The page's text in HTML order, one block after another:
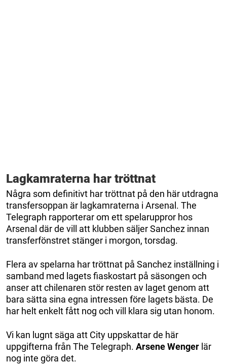
Lagkamraterna har tröttnat
Några som definitivt har tröttnat på den här utdragna
transfersoppan är lagkamraterna i Arsenal. The
Telegraph rapporterar om ett spelaruppror hos
Arsenal där de vill att klubben säljer Sanchez innan
transferfönstret stänger i morgon, torsdag.
Flera av spelarna har tröttnat på Sanchez inställning i
samband med lagets fiaskostart på säsongen och
anser att chilenaren stör resten av laget genom att
bara sätta sina egna intressen före lagets bästa. De
har helt enkelt fått nog och vill klara sig utan honom.
Vi kan lugnt säga att City uppskattar de här
uppgifterna från The Telegraph. Arsene Wenger lär
nog inte göra det.